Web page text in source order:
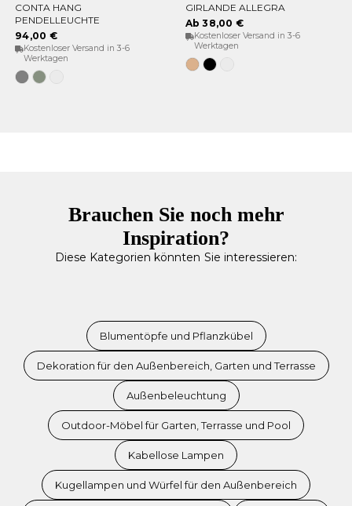
OPTIONEN WÄHLEN
CONTA HANG
PENDELLEUCHTE
94,00 €
Kostenloser Versand in 3-6
Werktagen
GrauWeiches
Grün
OPTIONEN WÄHLEN
GIRLANDE ALLEGRA
Ab 38,00 €
Kostenloser Versand in 3-6
Werktagen
JuteSchwarz
Brauchen Sie noch mehr
Inspiration?
Diese Kategorien könnten Sie interessieren:
Blumentöpfe und Pflanzkübel
Dekoration für den Außenbereich, Garten und Terrasse
Außenbeleuchtung
Outdoor-Möbel für Garten, Terrasse und Pool
Kabellose Lampen
Kugellampen und Würfel für den Außenbereich